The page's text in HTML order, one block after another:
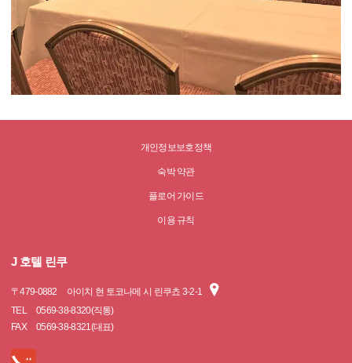
개인정보보호정책
숙박 약관
플로어 가이드
이용 규칙
J 호텔 린쿠
〒479-0882
아이치 현 토코나메 시 린쿠쵸 3-2-1
TEL
0569-38-8320(직통)
FAX
0569-38-8321(대표)